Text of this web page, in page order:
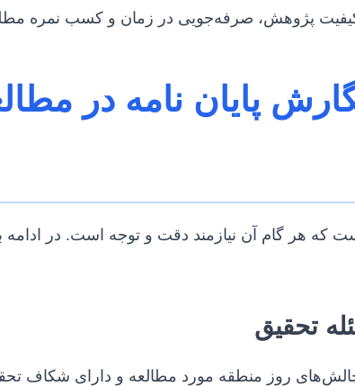
کیفیت پژوهش، صرفه‌جویی در زمان و کسب نمره
پایان نامه در
که هر گام آن نیازمند دقت و توجه است. در ادامه
روز منطقه مورد مطالعه و دارای شکاف